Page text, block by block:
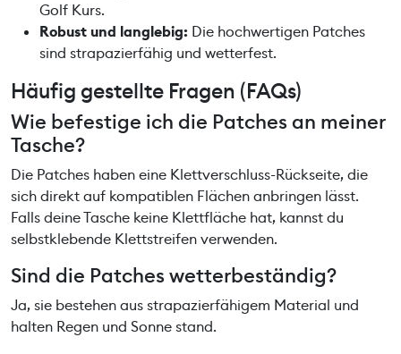
Golf Kurs.
Robust und langlebig: Die hochwertigen Patches
sind strapazierfähig und wetterfest.
Häufig gestellte Fragen (FAQs)
Wie befestige ich die Patches an meiner
Tasche?
Die Patches haben eine Klettverschluss-Rückseite, die
sich direkt auf kompatiblen Flächen anbringen lässt.
Falls deine Tasche keine Klettfläche hat, kannst du
selbstklebende Klettstreifen verwenden.
Sind die Patches wetterbeständig?
Ja, sie bestehen aus strapazierfähigem Material und
halten Regen und Sonne stand.